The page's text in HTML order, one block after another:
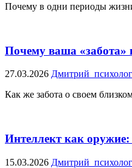
Почему в одни периоды
Почему ваша «забота»
27.03.2026
Как же забота о своем
Интеллект как оружие:
15.03.2026